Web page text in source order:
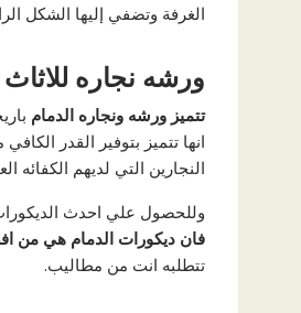
الغرفة وتضفي إليها الشكل
ورشه نجاره
تتميز ورشه ونجاره الدمام
انها تتميز بتوفير القدر
النجارين التي لديهم
وللحصول علي احدث
فان ديكورات الدمام هي من
تتطلبه انت من مطاليب.